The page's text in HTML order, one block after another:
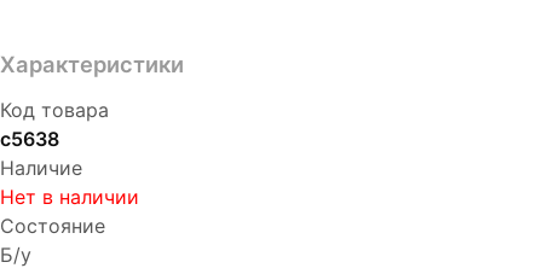
Характеристики
Код товара
с5638
Наличие
Нет в наличии
Состояние
Б/у